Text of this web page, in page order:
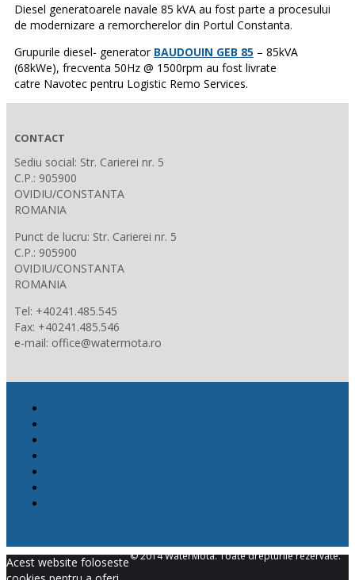
Diesel generatoarele navale 85 kVA au fost parte a procesului
de modernizare a remorcherelor din Portul Constanta.
Grupurile diesel- generator BAUDOUIN GEB 85 – 85kVA
(68kWe), frecventa 50Hz @ 1500rpm au fost livrate
catre Navotec pentru Logistic Remo Services.
CONTACT
Sediu social: Str. Carierei nr. 5
C.P.: 905900
OVIDIU/CONSTANTA
ROMANIA
Punct de lucru: Str. Carierei nr. 5
C.P.: 905900
OVIDIU/CONSTANTA
ROMANIA
Tel: +40241.485.545
Fax: +40241.485.546
e-mail: office@watermota.ro
© 2014 WaterMota. Toate drepturile rezervate.
Acest website foloseste